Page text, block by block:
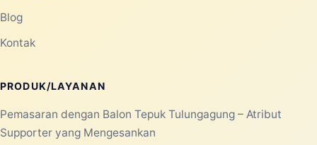
Blog
Kontak
PRODUK/LAYANAN
Pemasaran dengan Balon Tepuk Tulungagung – Atribut
Supporter yang Mengesankan